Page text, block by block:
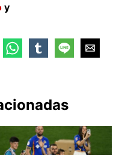
y